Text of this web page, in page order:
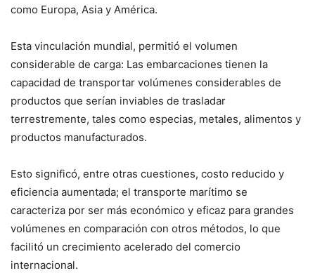
como Europa, Asia y América.
Esta vinculación mundial, permitió el volumen
considerable de carga: Las embarcaciones tienen la
capacidad de transportar volúmenes considerables de
productos que serían inviables de trasladar
terrestremente, tales como especias, metales, alimentos y
productos manufacturados.
Esto significó, entre otras cuestiones, costo reducido y
eficiencia aumentada; el transporte marítimo se
caracteriza por ser más económico y eficaz para grandes
volúmenes en comparación con otros métodos, lo que
facilitó un crecimiento acelerado del comercio
internacional.